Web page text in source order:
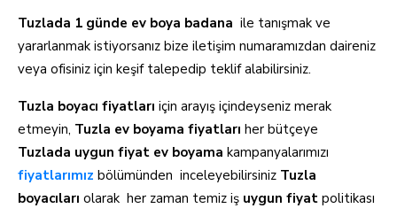
Tuzlada 1 günde ev boya badana ile tanışmak ve
yararlanmak istiyorsanız bize iletişim numaramızdan daireniz
veya ofisiniz için keşif talepedip teklif alabilirsiniz.
Tuzla boyacı fiyatları için arayış içindeyseniz merak
etmeyin, Tuzla ev boyama fiyatları her bütçeye
Tuzlada uygun fiyat ev boyama kampanyalarımızı
fiyatlarımız bölümünden inceleyebilirsiniz Tuzla
boyacıları olarak her zaman temiz iş uygun fiyat politikası